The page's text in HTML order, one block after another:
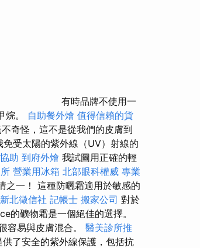
有時品牌不使用一
烷。 自助餐外燴 值得信賴的貨
奇怪，這不是從我們的皮膚到
受太陽的紫外線（UV）射線的
助 到府外燴 我試圖用正確的輕
營業用冰箱 北部眼科權威 專業
之一！ 這種防曬霜適用於敏感的
新北徵信社 記帳士 搬家公司 對於
的礦物霜是一個絕佳的選擇。
容易與皮膚混合。 醫美診所推
了安全的紫外線保護，包括抗